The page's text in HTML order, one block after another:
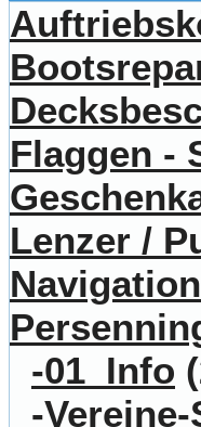
Flaggen -
Lenzer /
-01_Info
-